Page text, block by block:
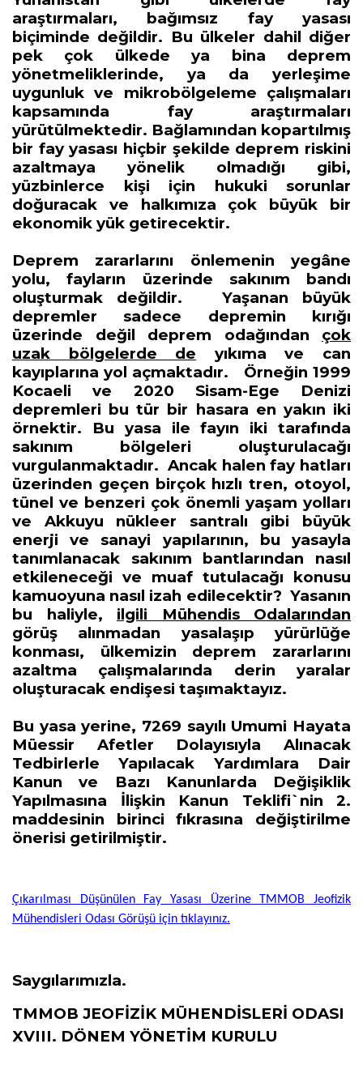
araştırmaları, bağımsız fay yasası
biçiminde değildir. Bu ülkeler dahil diğer
pek çok ülkede ya bina deprem
yönetmeliklerinde, ya da yerleşime
uygunluk ve mikrobölgeleme çalışmaları
kapsamında fay araştırmaları
yürütülmektedir. Bağlamından kopartılmış
bir fay yasası hiçbir şekilde deprem riskini
azaltmaya yönelik olmadığı gibi,
yüzbinlerce kişi için hukuki sorunlar
doğuracak ve halkımıza çok büyük bir
ekonomik yük getirecektir.
Deprem zararlarını önlemenin yegâne
yolu, fayların üzerinde sakınım bandı
oluşturmak değildir.
Yaşanan büyük
depremler sadece depremin kırığı
üzerinde değil deprem odağından çok
uzak bölgelerde de yıkıma ve can
kayıplarına yol açmaktadır.
Örneğin 1999
Kocaeli ve 2020 Sisam-Ege Denizi
depremleri bu tür bir hasara en yakın iki
örnektir. Bu yasa ile fayın iki tarafında
sakınım bölgeleri oluşturulacağı
vurgulanmaktadır. Ancak halen fay hatları
üzerinden geçen birçok hızlı tren, otoyol,
tünel ve benzeri çok önemli yaşam yolları
ve Akkuyu nükleer santralı gibi büyük
enerji ve sanayi yapılarının, bu yasayla
tanımlanacak sakınım bantlarından nasıl
etkileneceği ve muaf tutulacağı konusu
kamuoyuna nasıl izah edilecektir? Yasanın
bu haliyle, ilgili Mühendis Odalarından
görüş alınmadan yasalaşıp yürürlüğe
konması, ülkemizin deprem zararlarını
azaltma çalışmalarında derin yaralar
oluşturacak endişesi taşımaktayız.
Bu yasa yerine, 7269 sayılı Umumi Hayata
Müessir Afetler Dolayısıyla Alınacak
Tedbirlerle Yapılacak Yardımlara Dair
Kanun ve Bazı Kanunlarda Değişiklik
Yapılmasına İlişkin Kanun Teklifi`nin 2.
maddesinin birinci fıkrasına değiştirilme
önerisi getirilmiştir.
Çıkarılması Düşünülen Fay Yasası Üzerine TMMOB Jeofizik
Mühendisleri Odası Görüşü için tıklayınız.
Saygılarımızla.
TMMOB JEOFİZİK MÜHENDİSLERİ ODASI
XVIII. DÖNEM YÖNETİM KURULU